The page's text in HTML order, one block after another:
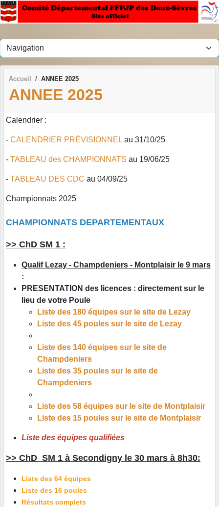
Accueil ANNEE 2025
ANNEE 2025
Calendrier :
- CALENDRIER PRÉVISIONNEL au 31/10/25
- TABLEAU des CHAMPIONNATS au 19/06/25
- TABLEAU DES CDC au 04/09/25
Championnats 2025
CHAMPIONNATS DEPARTEMENTAUX
>> ChD SM 1 :
Qualif Lezay - Champdeniers - Montplaisir le 9 mars
:
PRESENTATION des licences : directement sur le
lieu de votre Poule
Liste des 180 équipes sur le site de Lezay
Liste des 45 poules sur le site de Lezay
Liste des 140 équipes sur le site de
Champdeniers
Liste des 35 poules sur le site de
Champdeniers
Liste des 58 équipes sur le site de Montplaisir
Liste des 15 poules sur le site de Montplaisir
Liste des équipes qualifiées
>> ChD SM 1 à Secondigny le 30 mars à 8h30:
Liste des 64 équipes
Liste des 16 poules
Résultats complets
Panneau de gestion des cookies